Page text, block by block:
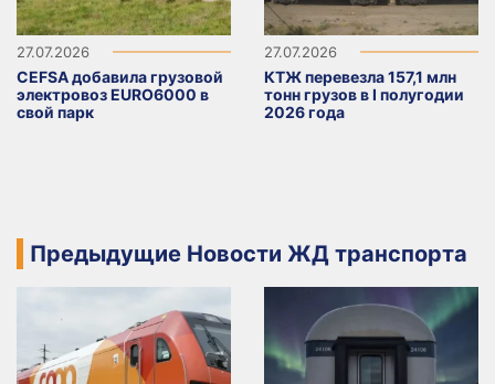
27.07.2026
CEFSA добавила грузовой
электровоз EURO6000 в
свой парк
27.07.2026
КТЖ перевезла 157,1 млн
тонн грузов в I полугодии
2026 года
Предыдущие Новости ЖД транспорта